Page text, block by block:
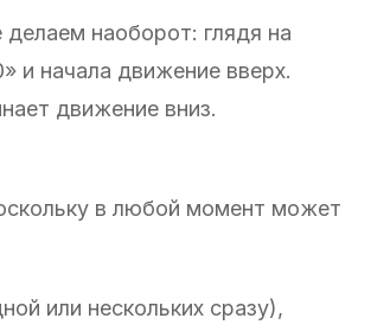
наоборот: глядя на
и начала движение вверх.
движение вниз.
в любой момент может
или нескольких сразу),